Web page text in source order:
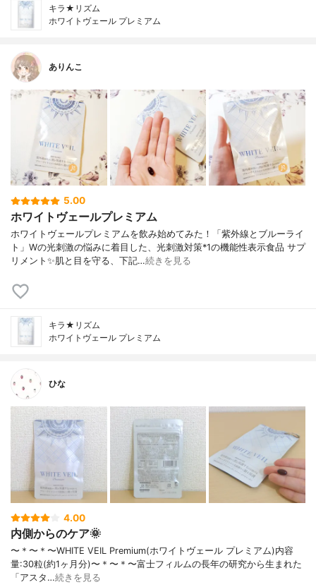
キラ★リズム
ホワイトヴェール プレミアム
ありんこ
5.00
ホワイトヴェールプレミアム
ホワイトヴェールプレミアムを飲み始めてみた！「紫外線とブルーライ
ト」Wの光刺激の悩みに着目した、光刺激対策*1の機能性表示食品 サプ
リメント✨肌と目を守る、下記…続きを見る
キラ★リズム
ホワイトヴェール プレミアム
ひな
4.00
内側からのケア🌞
〜＊〜＊〜WHITE VEIL Premium(ホワイトヴェール プレミアム)内容
量:30粒(約1ヶ月分)〜＊〜＊〜富士フィルムの長年の研究から生まれた
「アスタ…続きを見る